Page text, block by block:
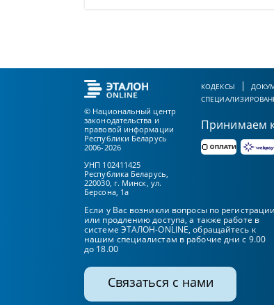
© Национальный центр
законодательства и
правовой информации
Республики Беларусь
2006-2026
УНП 102411425
Республика Беларусь,
220030, г. Минск, ул.
Берсона, 1а
КОДЕКСЫ
Принимаем
Если у Вас возникли вопросы по регистрации
или продлению доступа, а также работе в
системе ЭТАЛОН-ONLINE, обращайтесь к
нашим специалистам в рабочие дни с 9.00
до 18.00
Связаться с нами